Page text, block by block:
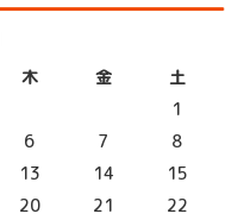
木 金
土
1
6 7
8
13 14
15
20 21 22